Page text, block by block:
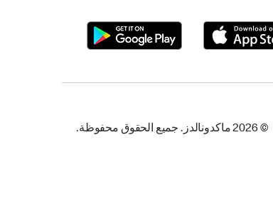
© 2026 ماكدونالدز. جميع الحقوق محفوظة.